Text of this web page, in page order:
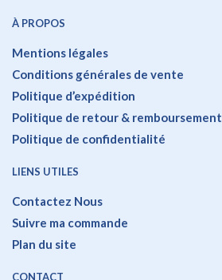
À PROPOS
Mentions légales
Conditions générales de vente
Politique d’expédition
Politique de retour & remboursement
Politique de confidentialité
LIENS UTILES
Contactez Nous
Suivre ma commande
Plan du site
CONTACT